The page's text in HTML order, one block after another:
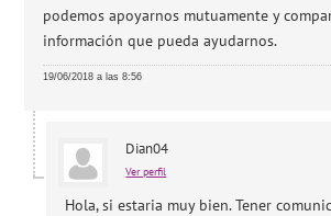
podemos apoyarnos mutuamente y
información que pueda ayudarnos.
19/06/2018 a las 8:56
Dian04
Ver perfil
Hola, si estaria muy bien. Tener